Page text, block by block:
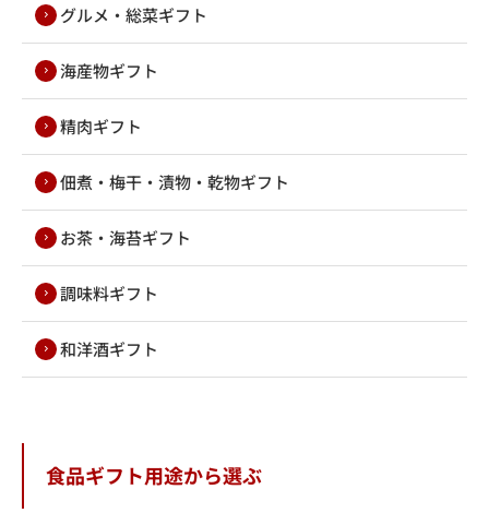
グルメ・総菜ギフト
海産物ギフト
精肉ギフト
佃煮・梅干・漬物・乾物ギフト
お茶・海苔ギフト
調味料ギフト
和洋酒ギフト
食品ギフト用途から選ぶ